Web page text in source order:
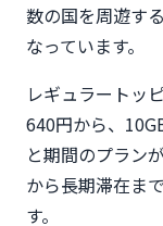
数の国を周遊す
なっています。
レギュラートッ
640円から、
と期間のプラン
から長期滞在ま
す。